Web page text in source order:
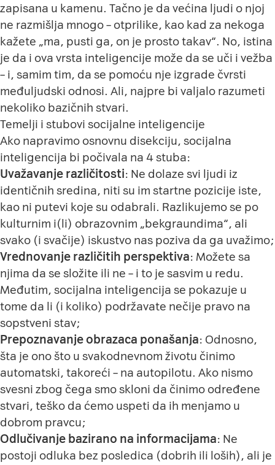
zapisana u kamenu. Tačno je da većina ljudi o njoj
ne razmišlja mnogo – otprilike, kao kad za nekoga
kažete „ma, pusti ga, on je prosto takav“. No, istina
je da i ova vrsta inteligencije može da se uči i vežba
– i, samim tim, da se pomoću nje izgrade čvrsti
međuljudski odnosi. Ali, najpre bi valjalo razumeti
nekoliko bazičnih stvari.
Temelji i stubovi socijalne inteligencije
Ako napravimo osnovnu disekciju, socijalna
inteligencija bi počivala na 4 stuba:
Uvažavanje različitosti: Ne dolaze svi ljudi iz
identičnih sredina, niti su im startne pozicije iste,
kao ni putevi koje su odabrali. Razlikujemo se po
kulturnim i(li) obrazovnim „bekgraundima“, ali
svako (i svačije) iskustvo nas poziva da ga uvažimo;
Vrednovanje različitih perspektiva: Možete sa
njima da se složite ili ne – i to je sasvim u redu.
Međutim, socijalna inteligencija se pokazuje u
tome da li (i koliko) podržavate nečije pravo na
sopstveni stav;
Prepoznavanje obrazaca ponašanja: Odnosno,
šta je ono što u svakodnevnom životu činimo
automatski, takoreći – na autopilotu. Ako nismo
svesni zbog čega smo skloni da činimo određene
stvari, teško da ćemo uspeti da ih menjamo u
dobrom pravcu;
Odlučivanje bazirano na informacijama: Ne
postoji odluka bez posledica (dobrih ili loših), ali je